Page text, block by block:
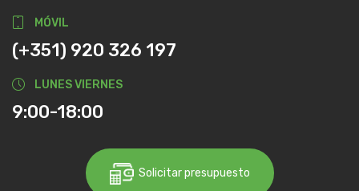
MÓVIL
(+351) 920 326 197
LUNES VIERNES
9:00-18:00
Solicitar presupuesto